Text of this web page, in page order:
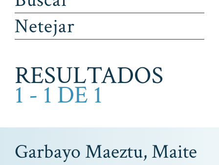
RESULTADOS
1 - 1 DE 1
Garbayo Maeztu, Maite